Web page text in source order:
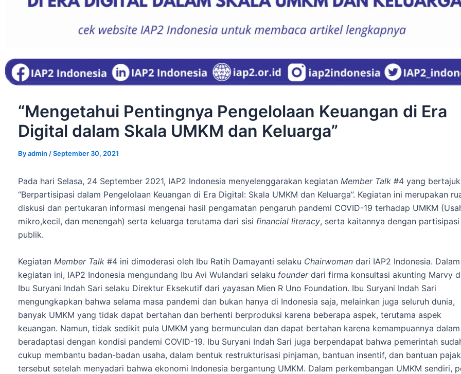
“Mengetahui Pentingnya Pengelolaan Keuangan di Era
Digital dalam Skala UMKM dan Keluarga”
Byadmin /September 30, 2021
Pada hari Selasa, 24 September 2021, IAP2 Indonesia menyelenggarakan kegiatan Member Talk #4 yang bertajuk
“Berpartisipasi dalam Pengelolaan Keuangan di Era Digital: Skala UMKM dan Keluarga”. Kegiatan ini merupakan
diskusi dan pertukaran informasi mengenai hasil pengamatan pengaruh pandemi COVID-19 terhadap UMKM
mikro,kecil, dan menengah) serta keluarga terutama dari sisi financial literacy, serta kaitannya dengan partisipasi
publik.
Kegiatan Member Talk #4 ini dimoderasi oleh Ibu Ratih Damayanti selaku Chairwoman dari IAP2 Indonesia. Dalam
kegiatan ini, IAP2 Indonesia mengundang Ibu Avi Wulandari selaku founderdari firma konsultasi akunting Marvy
Ibu Suryani Indah Sari selaku Direktur Eksekutif dari yayasan Mien R Uno Foundation. Ibu Suryani Indah Sari
mengungkapkan bahwa selama masa pandemi dan bukan hanya di Indonesia saja, melainkan juga seluruh dunia,
banyak UMKM yang tidak dapat bertahan dan berhenti berproduksi karena beberapa aspek, terutama aspek
keuangan. Namun, tidak sedikit pula UMKM yang bermunculan dan dapat bertahan karena kemampuannya dalam
beradaptasi dengan kondisi pandemi COVID-19. Ibu Suryani Indah Sari juga berpendapat bahwa pemerintah
cukup membantu badan-badan usaha, dalam bentuk restrukturisasi pinjaman, bantuan insentif, dan bantuan
tersebut setelah menyadari bahwa ekonomi Indonesia bergantung UMKM. Dalam perkembangan UMKM sendiri,